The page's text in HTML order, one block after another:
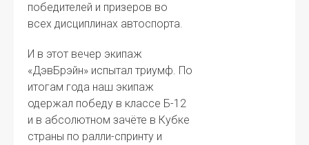
победителей и призеров во
всех дисциплинах автоспорта.
И в этот вечер экипаж
«ДэвБрэйн» испытал триумф. По
итогам года наш экипаж
одержал победу в классе Б-12
и в абсолютном зачёте в Кубке
страны по ралли-спринту и